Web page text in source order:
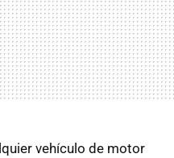
vehículo de motor